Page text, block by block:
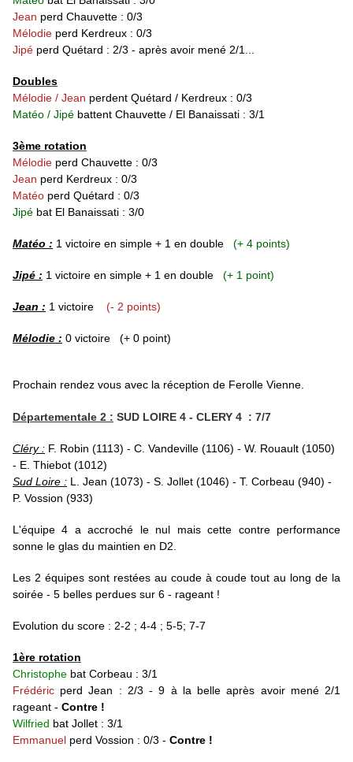
Jean perd Chauvette : 0/3
Mélodie perd Kerdreux : 0/3
Jipé perd Quétard : 2/3 - après avoir mené 2/1...
Doubles
Mélodie / Jean perdent Quétard / Kerdreux : 0/3
Matéo / Jipé battent Chauvette / El Banaissati : 3/1
3ème rotation
Mélodie perd Chauvette : 0/3
Jean perd Kerdreux : 0/3
Matéo perd Quétard : 0/3
Jipé bat El Banaissati : 3/0
Matéo : 1 victoire en simple + 1 en double (+ 4 points)
Jipé : 1 victoire en simple + 1 en double (+ 1 point)
Jean : 1 victoire (- 2 points)
Mélodie : 0 victoire (+ 0 point)
Prochain rendez vous avec la réception de Ferolle Vienne.
Départementale 2 : SUD LOIRE 4 - CLERY 4 : 7/7
Cléry : F. Robin (1113) - C. Vandeville (1106) - W. Rouault (1050)
- E. Thiebot (1012)
Sud Loire : L. Jean (1073) - S. Jollet (1046) - T. Corbeau (940) -
P. Vossion (933)
L'équipe 4 a accroché le nul mais cette contre performance
sonne le glas du maintien en D2.
Les 2 équipes sont restées au coude à coude tout au long de la
soirée - 5 belles perdues sur 6 - rageant !
Evolution du score : 2-2 ; 4-4 ; 5-5; 7-7
1ère rotation
Christophe bat Corbeau : 3/1
Frédéric perd Jean : 2/3 - 9 à la belle après avoir mené 2/1
rageant - Contre !
Wilfried bat Jollet : 3/1
Emmanuel perd Vossion : 0/3 - Contre !